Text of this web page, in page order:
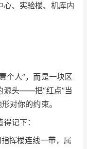
心、实验楼、机库内
个人”，而是一块区
源头——把“红点”当
对你的约束。
记下：
挥楼连线一带，属